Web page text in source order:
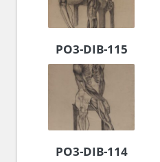
PO3-DIB-115
PO3-DIB-114